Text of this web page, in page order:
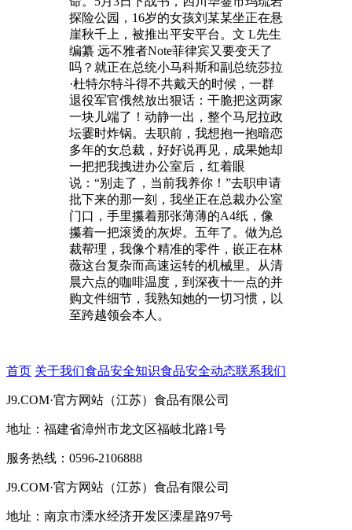
探险公园，16岁的女孩刘某某坐正在悬
崖秋千上，被推出平安平台。文 L先生
编纂 远不雅者Note菲律宾又要变天了
吗？就正在总统小马科斯和副总统莎拉
·杜特尔特斗得不共戴天的时候，一群
退役军官俄然放出狠话：干脆把这两家
一块儿端了！动静一出，整个马尼拉政
坛霎时炸锅。去职前，我想抱一抱暗恋
多年的女总裁，好好说再见，成果她却
一把把我拽进办公室后，红着眼
说：“别走了，当前我养你！”去职申请
批下来的那一刻，我坐正在总裁办公室
门口，手里攥着那张薄薄的A4纸，像
攥着一把滚烫的灰烬。五年了。做为总
裁帮理，我像个精准的零件，嵌正在林
薇这台复杂而高速运转的机械里。从清
晨六点的咖啡温度，到深夜十一点的并
购文件细节，我熟知她的一切习惯，以
至跨越领会本人。
首页 关于我们食品安全知识食品安全动态联系我们
J9.COM·官方网站（江苏）食品有限公司
地址：福建省漳州市龙文区福岐北路1号
服务热线：0596-2106888
J9.COM·官方网站（江苏）食品有限公司
地址：南京市溧水经济开发区溧星路97号